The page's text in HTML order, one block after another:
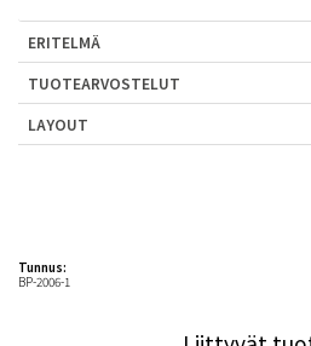
ERITELMÄ
TUOTEARVOSTELUT
LAYOUT
Tunnus:
BP-2006-1